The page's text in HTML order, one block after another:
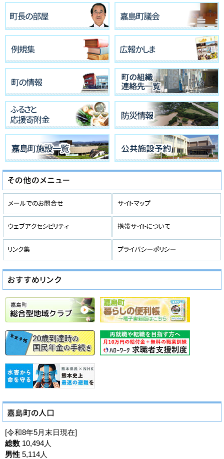
[令和8年5月末日現在]
総数 10,494人
男性 5,114人